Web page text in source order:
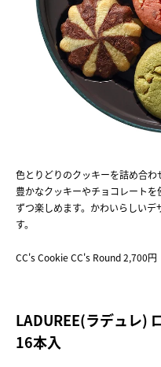
色とりどりのクッキーを詰め合
豊かなクッキーやチョコレート
ずつ楽しめます。かわいらしい
す。
CC's Cookie CC's Round 2,700円
LADUREE(ラデュレ)
16本入